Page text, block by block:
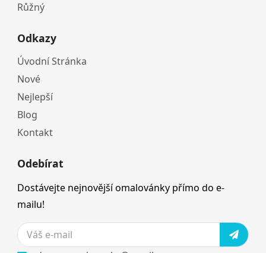
Růžný
Odkazy
Úvodní Stránka
Nové
Nejlepší
Blog
Kontakt
Odebírat
Dostávejte nejnovější omalovánky přímo do e-
mailu!